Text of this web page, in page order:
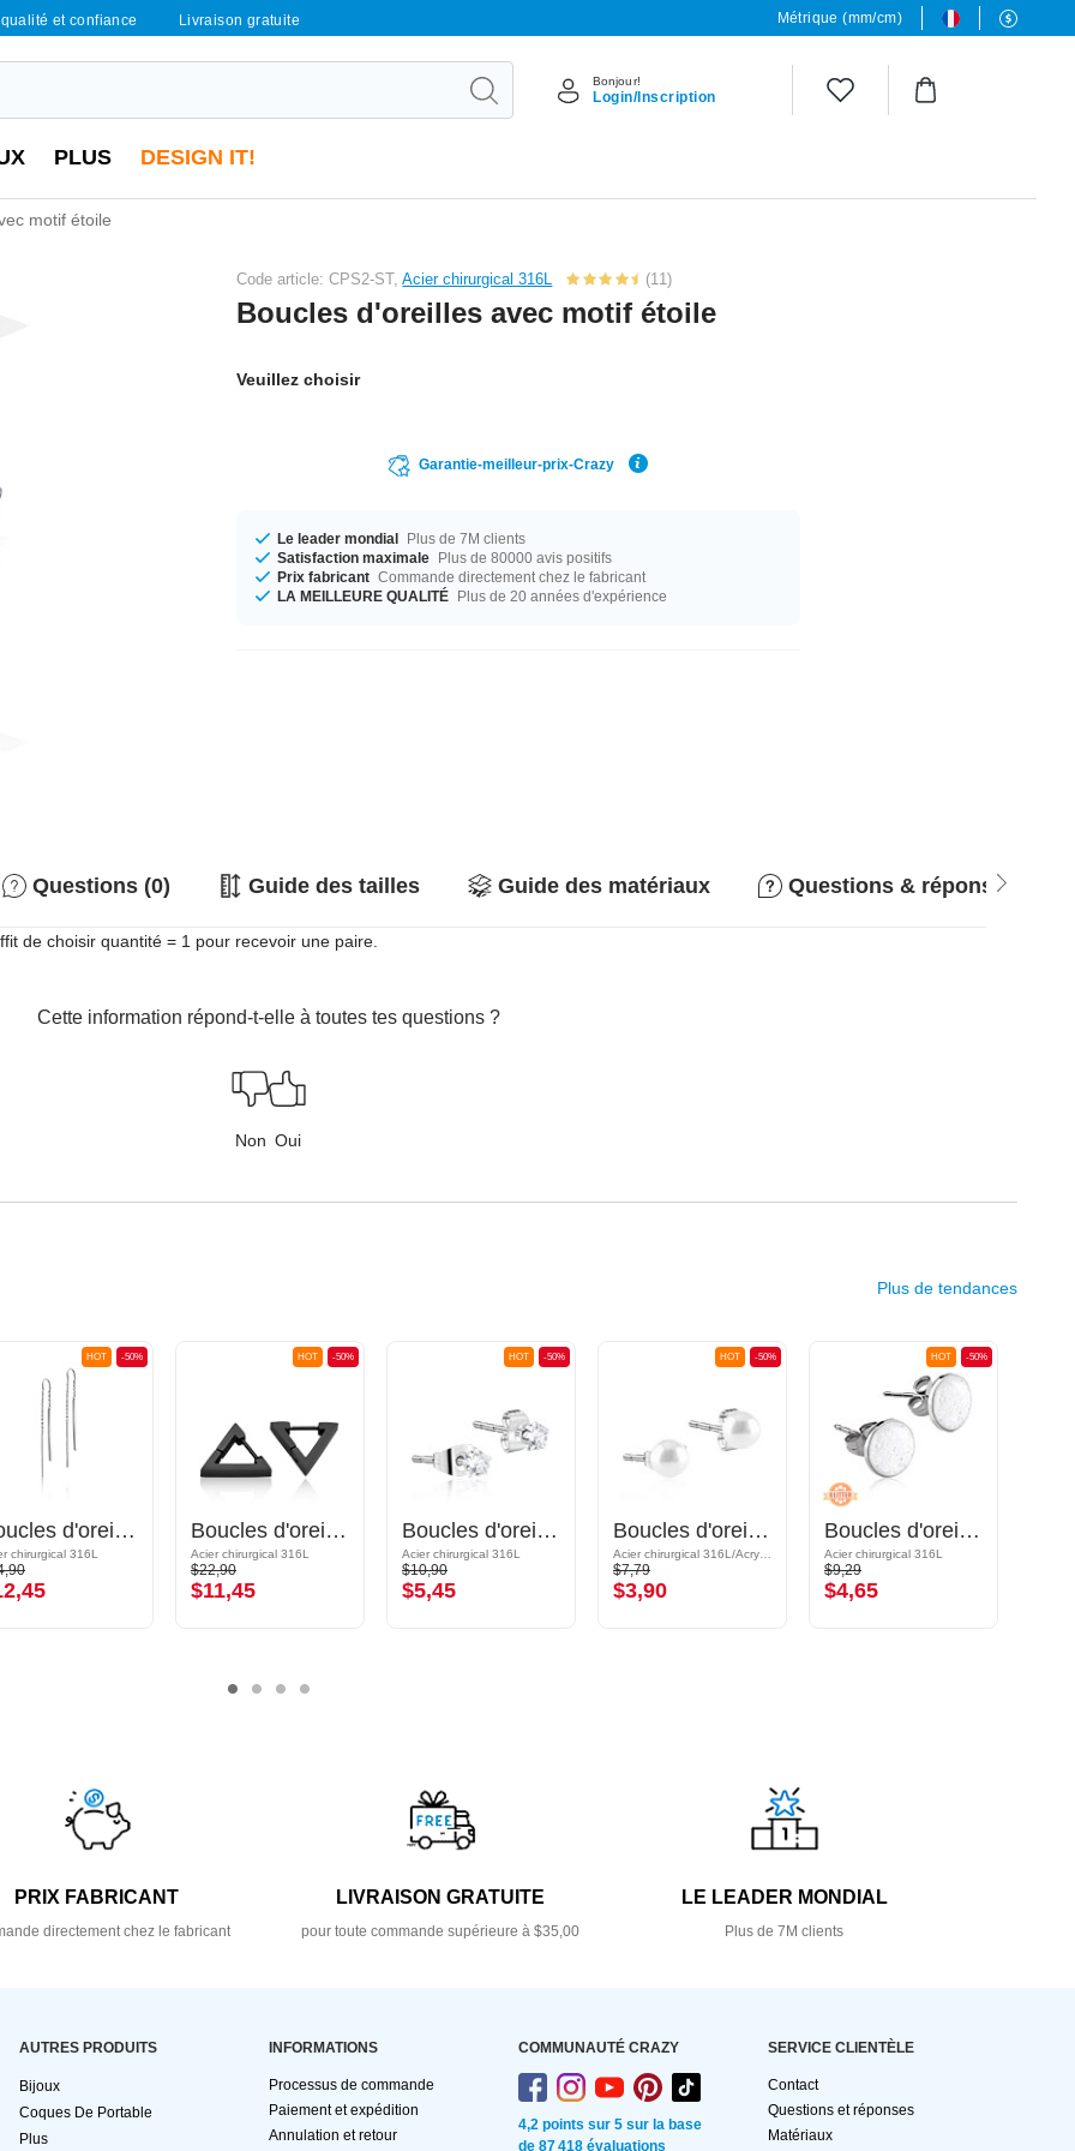
qualité et confiance Livraison gratuite Métrique (mm/cm)
Bonjour!
Login/Inscription
PLUS DESIGN IT!
motif étoile
Code article: CPS2-ST,Acier chirurgical 316L (11)
Boucles d'oreilles avec motif étoile
Veuillez choisir
Garantie-meilleur-prix-Crazy
Le leader mondial Plus de 7M clients
Satisfaction maximale Plus de 80000 avis positifs
Prix fabricant Commande directement chez le fabricant
LA MEILLEURE QUALITÉ Plus de 20 années d'expérience
Questions (0) Guide des tailles Guide des matériaux Questions & réponses
de choisir quantité = 1 pour recevoir une paire.
Cette information répond-t-elle à toutes tes questions ?
Non Oui
Plus de tendances
-50%
HOT
Boucles d'oreilles avec collier
chirurgical 316L
-50%
HOT
Boucles d'oreilles Huggie
Acier chirurgical 316L
$22,90
$11,45
-50%
HOT
Boucles d'oreilles avec pierres en cristal
Acier chirurgical 316L
$10,90
$5,45
-50%
HOT
Boucles d'oreilles
$7,79
$3,90
-50%
HOT
Boucles d'oreilles avec design paillettes
Acier chirurgical 316L
$9,29
$4,65
PRIX FABRICANT
directement chez le fabricant
LIVRAISON GRATUITE
pour toute commande supérieure à $35,00
LE LEADER MONDIAL
Plus de 7M clients
AUTRES PRODUITS
Bijoux
Coques De Portable
Plus
INFORMATIONS
Processus de commande
Paiement et expédition
Annulation et retour
COMMUNAUTÉ CRAZY
4,2 points sur 5 sur la base
de 87 418 évaluations
SERVICE CLIENTÈLE
Contact
Questions et réponses
Matériaux